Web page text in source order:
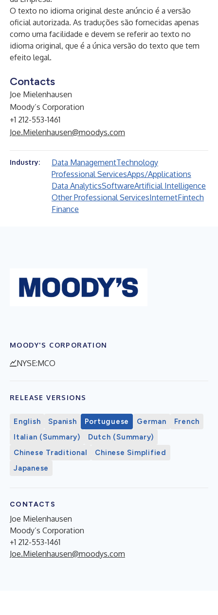
O texto no idioma original deste anúncio é a versão
oficial autorizada. As traduções são fornecidas apenas
como uma facilidade e devem se referir ao texto no
idioma original, que é a única versão do texto que tem
efeito legal.
Contacts
Joe Mielenhausen
Moody’s Corporation
+1 212-553-1461
Joe.Mielenhausen@moodys.com
Industry: Data ManagementTechnology
Professional ServicesApps/Applications
Data AnalyticsSoftwareArtificial Intelligence
Other Professional ServicesInternetFintech
Finance
MOODY'S CORPORATION
NYSE:MCO
RELEASE VERSIONS
English Spanish Portuguese German
French
Italian (Summary)
Dutch (Summary)
Chinese Traditional
Chinese Simplified
Japanese
CONTACTS
Joe Mielenhausen
Moody’s Corporation
+1 212-553-1461
Joe.Mielenhausen@moodys.com